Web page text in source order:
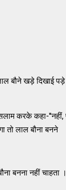
बौने खड़े दिखाई
करके कहा-''नहीं,
लाल बौना बनने
बनना नहीं चाहता ।